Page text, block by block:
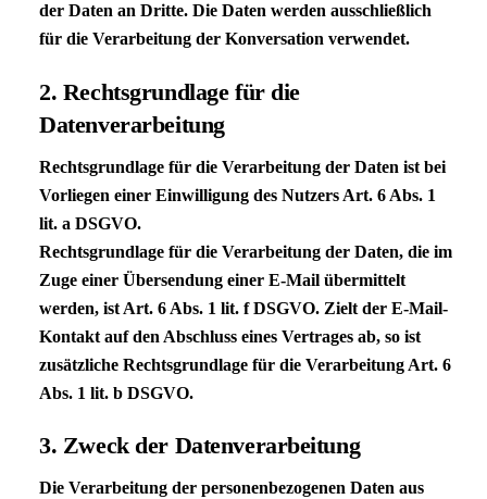
der Daten an Dritte. Die Daten werden ausschließlich
für die Verarbeitung der Konversation verwendet.
2. Rechtsgrundlage für die
Datenverarbeitung
Rechtsgrundlage für die Verarbeitung der Daten ist bei
Vorliegen einer Einwilligung des Nutzers Art. 6 Abs. 1
lit. aDSGVO.
Rechtsgrundlage für die Verarbeitung der Daten, die im
Zuge einer Übersendung einer E-Mail übermittelt
werden, ist Art. 6 Abs. 1 lit. fDSGVO. Zielt der E-Mail-
Kontakt auf den Abschluss eines Vertrages ab, so ist
zusätzliche Rechtsgrundlage für die Verarbeitung Art. 6
Abs. 1 lit. bDSGVO.
3. Zweck der Datenverarbeitung
Die Verarbeitung der personenbezogenen Daten aus